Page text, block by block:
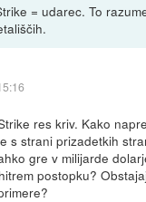
= udarec. To
res kriv. Kako
s strani prizadetkih
gre v milijarde
postopku?